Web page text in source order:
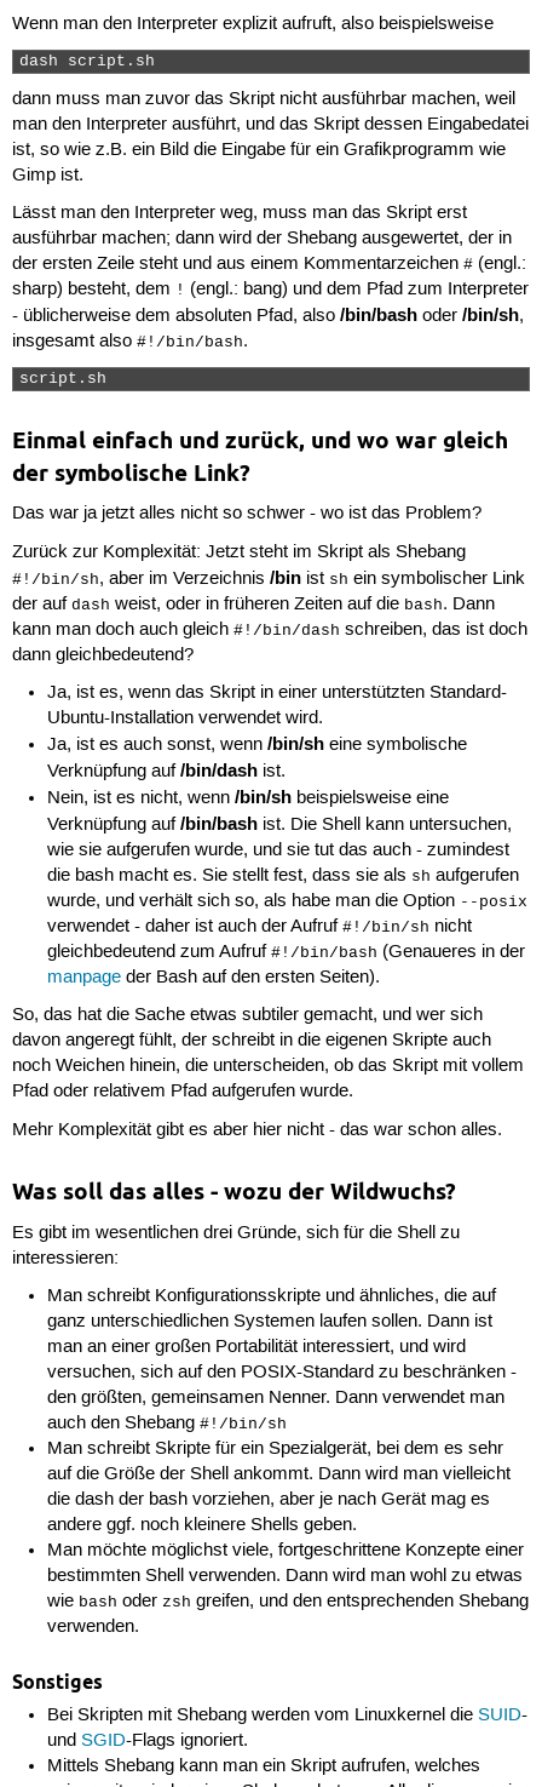
Wenn man den Interpreter explizit aufruft, also beispielsweise
dash script.sh
dann muss man zuvor das Skript nicht ausführbar machen, weil
man den Interpreter ausführt, und das Skript dessen Eingabedatei
ist, so wie z.B. ein Bild die Eingabe für ein Grafikprogramm wie
Gimp ist.
Lässt man den Interpreter weg, muss man das Skript erst
ausführbar machen; dann wird der Shebang ausgewertet, der in
der ersten Zeile steht und aus einem Kommentarzeichen #(engl.:
sharp) besteht, dem ! (engl.: bang) und dem Pfad zum Interpreter
- üblicherweise dem absoluten Pfad, also /bin/bashoder /bin/sh,
insgesamt also #!/bin/bash.
script.sh
Einmal einfach und zurück, und wo war gleich
der symbolische Link?
Das war ja jetzt alles nicht so schwer - wo ist das Problem?
Zurück zur Komplexität: Jetzt steht im Skript als Shebang
#!/bin/sh, aber im Verzeichnis /binist sh ein symbolischer Link
der auf dash weist, oder in früheren Zeiten auf die bash. Dann
kann man doch auch gleich #!/bin/dash schreiben, das ist doch
dann gleichbedeutend?
Ja, ist es, wenn das Skript in einer unterstützten Standard-
Ubuntu-Installation verwendet wird.
Ja, ist es auch sonst, wenn/bin/sh eine symbolische
Verknüpfung auf/bin/dash ist.
Nein, ist es nicht, wenn/bin/sh beispielsweise eine
Verknüpfung auf/bin/bash ist. Die Shell kann untersuchen,
wie sie aufgerufen wurde, und sie tut das auch - zumindest
die bash macht es. Sie stellt fest, dass sie als sh aufgerufen
wurde, und verhält sich so, als habe man die Option --posix
verwendet - daher ist auch der Aufruf#!/bin/sh nicht
gleichbedeutend zum Aufruf#!/bin/bash (Genaueres in der
manpage der Bash auf den ersten Seiten).
So, das hat die Sache etwas subtiler gemacht, und wer sich
davon angeregt fühlt, der schreibt in die eigenen Skripte auch
noch Weichen hinein, die unterscheiden, ob das Skript mit vollem
Pfad oder relativem Pfad aufgerufen wurde.
Mehr Komplexität gibt es aber hier nicht - das war schon alles.
Was soll das alles - wozu der Wildwuchs?
Es gibt im wesentlichen drei Gründe, sich für die Shell zu
interessieren:
Man schreibt Konfigurationsskripte und ähnliches, die auf
ganz unterschiedlichen Systemen laufen sollen. Dann ist
man an einer großen Portabilität interessiert, und wird
versuchen, sich auf den POSIX-Standard zu beschränken -
den größten, gemeinsamen Nenner. Dann verwendet man
auch den Shebang#!/bin/sh
Man schreibt Skripte für ein Spezialgerät, bei dem es sehr
auf die Größe der Shell ankommt. Dann wird man vielleicht
die dash der bash vorziehen, aber je nach Gerät mag es
andere ggf. noch kleinere Shells geben.
Man möchte möglichst viele, fortgeschrittene Konzepte einer
bestimmten Shell verwenden. Dann wird man wohl zu etwas
wie bash oder zsh greifen, und den entsprechenden Shebang
verwenden.
Sonstiges
Bei Skripten mit Shebang werden vom Linuxkernel dieSUID-
undSGID-Flags ignoriert.
Mittels Shebang kann man ein Skript aufrufen, welches